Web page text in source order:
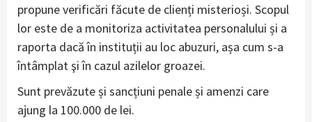
propune verificări făcute de clienți misterioși. Scopul
lor este de a monitoriza activitatea personalului și a
raporta dacă în instituții au loc abuzuri, așa cum s-a
întâmplat şi în cazul azilelor groazei.
Sunt prevăzute și sancțiuni penale și amenzi care
ajung la 100.000 de lei.